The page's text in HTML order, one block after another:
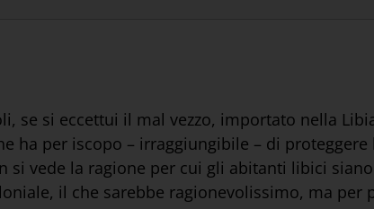
se si eccettui il mal vezzo, importato nella
ha per iscopo – irraggiungibile – di
si vede la ragione per cui gli abitanti libici
il che sarebbe ragionevolissimo, ma